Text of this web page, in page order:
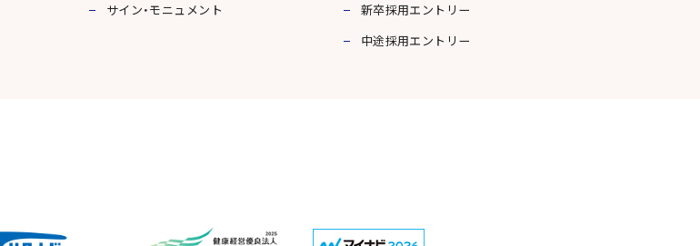
サイン・モニュメント
新卒採用エントリー
中途採用エントリー